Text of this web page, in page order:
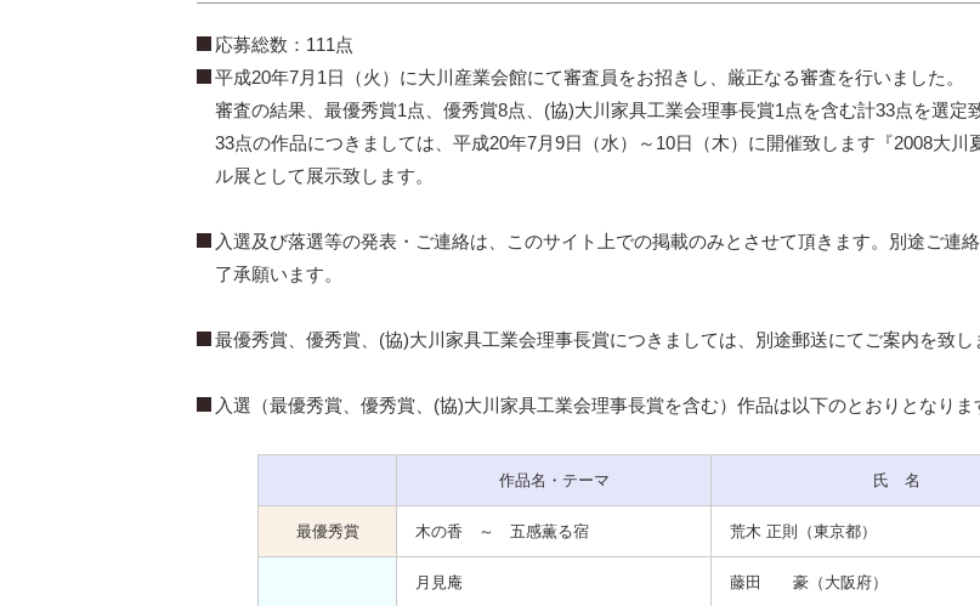
応募総数：111点
平成20年7月1日（火）に大川産業会館にて審査員をお招きし、厳正なる審査を行いました。
審査の結果、最優秀賞1点、優秀賞8点、(協)大川家具工業会理事長賞1点を含む計33点を選定
33点の作品につきましては、平成20年7月9日（水）～10日（木）に開催致します『2008大川
ル展として展示致します。
入選及び落選等の発表・ご連絡は、このサイト上での掲載のみとさせて頂きます。別途ご連
了承願います。
最優秀賞、優秀賞、(協)大川家具工業会理事長賞につきましては、別途郵送にてご案内を致し
入選（最優秀賞、優秀賞、(協)大川家具工業会理事長賞を含む）作品は以下のとおりとなり
作品名・テーマ 氏 名
最優秀賞 木の香 ～ 五感薫る宿 荒木 正則（東京都）
月見庵 藤田 豪（大阪府）